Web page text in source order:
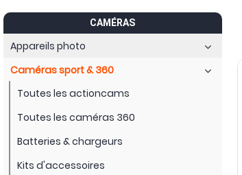
CAMÉRAS
Appareils photo
Caméras sport & 360
Toutes les actioncams
Toutes les caméras 360
Batteries & chargeurs
Kits d'accessoires